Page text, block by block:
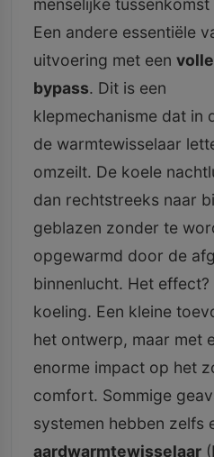
menselijke
Een andere essentiële
uitvoering met een
bypass. Dit is een
klepmechanisme dat in
de warmtewisselaar
omzeilt. De koele
dan rechtstreeks naar
geblazen zonder te
opgewarmd door de
binnenlucht. Het effect?
koeling. Een kleine
het ontwerp, maar met
enorme impact op het
comfort. Sommige
systemen hebben zelfs
aardwarmtewisselaar